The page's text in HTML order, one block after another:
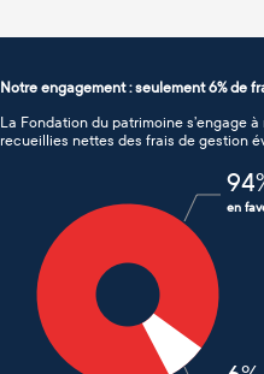
Notre engagement : seulement 6% de
La Fondation du patrimoine s’engage
recueillies nettes des frais de gestion
94
en